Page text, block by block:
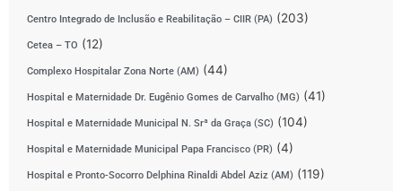
Centro Integrado de Inclusão e Reabilitação – CIIR (PA) (203)
Cetea – TO (12)
Complexo Hospitalar Zona Norte (AM) (44)
Hospital e Maternidade Dr. Eugênio Gomes de Carvalho (MG) (41)
Hospital e Maternidade Municipal N. Srª da Graça (SC) (104)
Hospital e Maternidade Municipal Papa Francisco (PR) (4)
Hospital e Pronto-Socorro Delphina Rinaldi Abdel Aziz (AM) (119)